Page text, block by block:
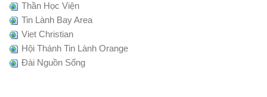
Thần Học Viện
Tin Lành Bay Area
Viet Christian
Hội Thánh Tin Lành Orange
Đài Nguồn Sống